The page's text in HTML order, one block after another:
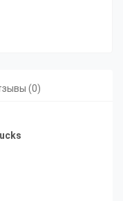
(0)